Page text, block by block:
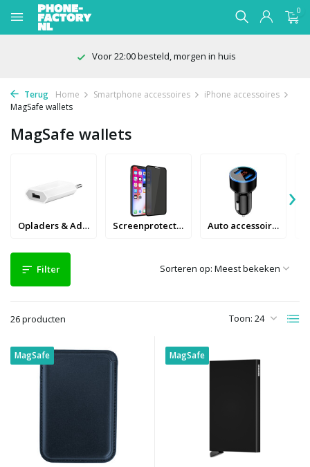
0
Voor 22:00 besteld, morgen in huis
Terug Home Smartphone accessoires
iPhone accessoires
MagSafe wallets
MagSafe wallets
Opladers & Adapters Screenprotectors Auto accessoires
›
Filter
26 producten Toon:
Sorteren op:
MagSafe MagSafe